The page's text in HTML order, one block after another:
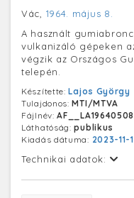
Vác, 1964. május 8.
A használt
vulkanizáló gépeken
végzik az Országos
telepén.
Készítette:Lajos György
Tulajdonos:MTI/MTVA
Fájlnév:
Láthatóság:publikus
Kiadás dátuma: 2023-11-
Technikai adatok: